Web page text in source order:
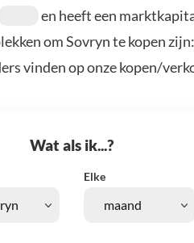
en heeft een
om Sovryn te kopen
vinden op onze kopen/
Wat als ik...?
Elke